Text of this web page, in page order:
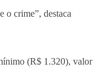
o crime”, destaca
(R$ 1.320), valor